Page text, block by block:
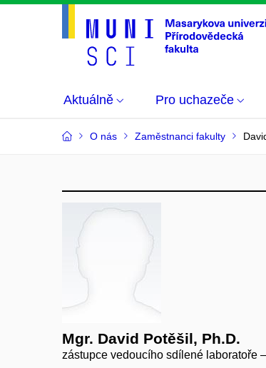
Aktuálně Pro uchazeče
O nás Zaměstnanci fakulty
Mgr. David Potěšil, Ph.D.
zástupce vedoucího sdílené laboratoře